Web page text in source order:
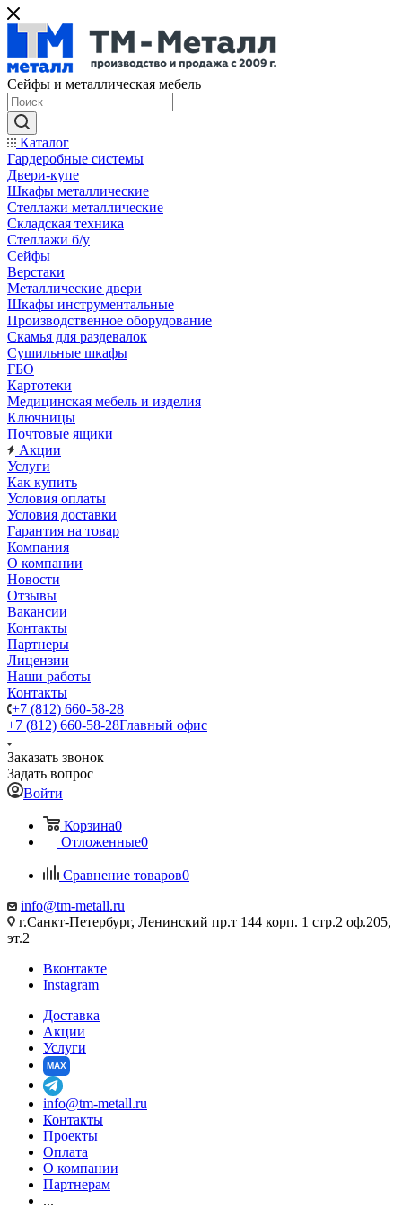
Сейфы и металлическая мебель
Каталог
Гардеробные системы
Двери-купе
Шкафы металлические
Стеллажи металлические
Складская техника
Стеллажи б/у
Сейфы
Верстаки
Металлические двери
Шкафы инструментальные
Производственное оборудование
Скамья для раздевалок
Сушильные шкафы
ГБО
Картотеки
Медицинская мебель и изделия
Ключницы
Почтовые ящики
Акции
Услуги
Как купить
Условия оплаты
Условия доставки
Гарантия на товар
Компания
О компании
Новости
Отзывы
Вакансии
Контакты
Партнеры
Лицензии
Наши работы
Контакты
+7 (812) 660-58-28
+7 (812) 660-58-28Главный офис
Заказать звонок
Задать вопрос
Войти
Корзина0
Отложенные0
Сравнение товаров0
info@tm-metall.ru
г.Санкт-Петербург, Ленинский пр.т 144 корп. 1 стр.2 оф.205,
эт.2
Вконтакте
Instagram
Доставка
Акции
Услуги
MAX
info@tm-metall.ru
Контакты
Проекты
Оплата
О компании
Партнерам
...